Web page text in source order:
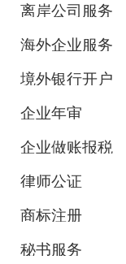
离岸公司服务
海外企业服务
境外银行开户
企业年审
企业做账报税
律师公证
商标注册
秘书服务